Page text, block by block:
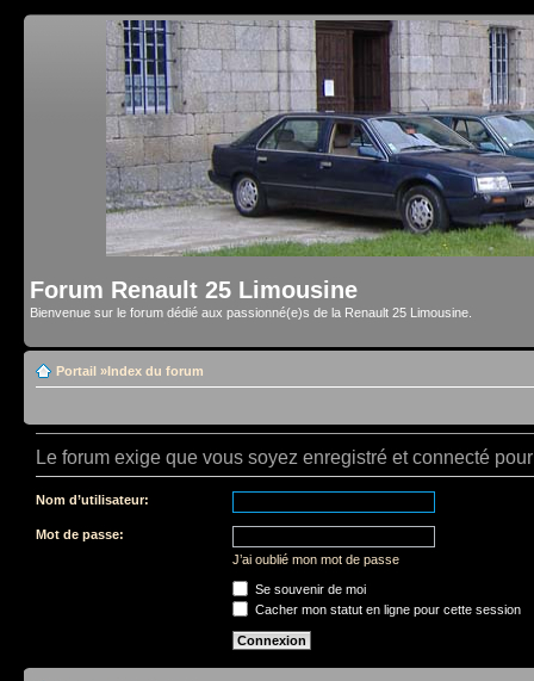
Forum Renault 25 Limousine
Bienvenue sur le forum dédié aux passionné(e)s de la Renault 25 Limousine.
Portail »Index du forum
Le forum exige que vous soyez enregistré et connecté
Nom d’utilisateur:
Mot de passe:
J’ai oublié mon mot de passe
Se souvenir de moi
Cacher mon statut en ligne pour cette session